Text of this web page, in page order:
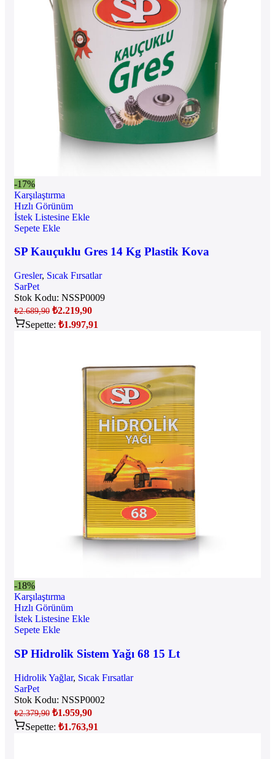
-17%
Karşılaştırma
Hızlı Görünüm
İstek Listesine Ekle
Sepete Ekle
SP Kauçuklu Gres 14 Kg Plastik Kova
Gresler, Sıcak Fırsatlar
SarPet
Stok Kodu: NSSP0009
₺2.689,90 ₺2.219,90
Sepette: ₺1.997,91
-18%
Karşılaştırma
Hızlı Görünüm
İstek Listesine Ekle
Sepete Ekle
SP Hidrolik Sistem Yağı 68 15 Lt
Hidrolik Yağlar, Sıcak Fırsatlar
SarPet
Stok Kodu: NSSP0002
₺2.379,90 ₺1.959,90
Sepette: ₺1.763,91